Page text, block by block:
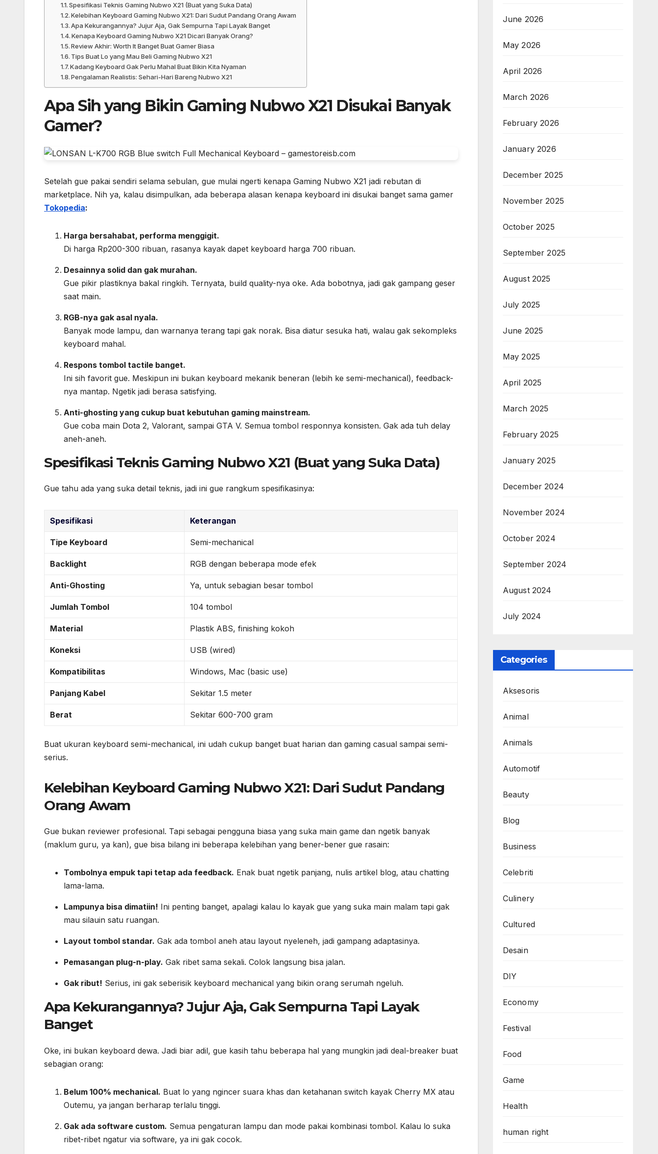
Spesifikasi Teknis Gaming Nubwo X21 (Buat yang Suka Data)
Kelebihan Keyboard Gaming Nubwo X21: Dari Sudut Pandang Orang Awam
Apa Kekurangannya? Jujur Aja, Gak Sempurna Tapi Layak Banget
Kenapa Keyboard Gaming Nubwo X21 Dicari Banyak Orang?
Review Akhir: Worth It Banget Buat Gamer Biasa
Tips Buat Lo yang Mau Beli Gaming Nubwo X21
Kadang Keyboard Gak Perlu Mahal Buat Bikin Kita Nyaman
Pengalaman Realistis: Sehari-Hari Bareng Nubwo X21
Apa Sih yang Bikin Gaming Nubwo X21 Disukai Banyak
Gamer?
Setelah gue pakai sendiri selama sebulan, gue mulai ngerti kenapa Gaming Nubwo X21 jadi rebutan di
marketplace. Nih ya, kalau disimpulkan, ada beberapa alasan kenapa keyboard ini disukai banget sama gamer
Tokopedia:
Harga bersahabat, performa menggigit.
Di harga Rp200-300 ribuan, rasanya kayak dapet keyboard harga 700 ribuan.
Desainnya solid dan gak murahan.
Gue pikir plastiknya bakal ringkih. Ternyata, build quality-nya oke. Ada bobotnya, jadi gak gampang geser
saat main.
RGB-nya gak asal nyala.
Banyak mode lampu, dan warnanya terang tapi gak norak. Bisa diatur sesuka hati, walau gak sekompleks
keyboard mahal.
Respons tombol tactile banget.
Ini sih favorit gue. Meskipun ini bukan keyboard mekanik beneran (lebih ke semi-mechanical), feedback-
nya mantap. Ngetik jadi berasa satisfying.
Anti-ghosting yang cukup buat kebutuhan gaming mainstream.
Gue coba main Dota 2, Valorant, sampai GTA V. Semua tombol responnya konsisten. Gak ada tuh delay
aneh-aneh.
Spesifikasi TeknisGaming Nubwo X21 (Buat yang Suka Data)
Gue tahu ada yang suka detail teknis, jadi ini gue rangkum spesifikasinya:
Spesifikasi Keterangan
Tipe Keyboard Semi-mechanical
Backlight RGB dengan beberapa mode efek
Anti-Ghosting Ya, untuk sebagian besar tombol
Jumlah Tombol 104 tombol
Material Plastik ABS, finishing kokoh
Koneksi USB (wired)
Kompatibilitas Windows, Mac (basic use)
Panjang Kabel Sekitar 1.5 meter
Berat Sekitar 600-700 gram
Buat ukuran keyboard semi-mechanical, ini udah cukup banget buat harian dan gaming casual sampai semi-
serius.
Kelebihan Keyboard Gaming Nubwo X21: Dari Sudut Pandang
Orang Awam
Gue bukan reviewer profesional. Tapi sebagai pengguna biasa yang suka main game dan ngetik banyak
(maklum guru, ya kan), gue bisa bilang ini beberapa kelebihan yang bener-bener gue rasain:
Tombolnya empuk tapi tetap ada feedback. Enak buat ngetik panjang, nulis artikel blog, atau chatting
lama-lama.
Lampunya bisa dimatiin! Ini penting banget, apalagi kalau lo kayak gue yang suka main malam tapi gak
mau silauin satu ruangan.
Layout tombol standar. Gak ada tombol aneh atau layout nyeleneh, jadi gampang adaptasinya.
Pemasangan plug-n-play. Gak ribet sama sekali. Colok langsung bisa jalan.
Gak ribut! Serius, ini gak seberisik keyboard mechanical yang bikin orang serumah ngeluh.
Apa Kekurangannya? Jujur Aja, Gak Sempurna Tapi Layak
Banget
Oke, ini bukan keyboard dewa. Jadi biar adil, gue kasih tahu beberapa hal yang mungkin jadi deal-breaker buat
sebagian orang:
Belum 100% mechanical. Buat lo yang ngincer suara khas dan ketahanan switch kayak Cherry MX atau
Outemu, ya jangan berharap terlalu tinggi.
Gak ada software custom. Semua pengaturan lampu dan mode pakai kombinasi tombol. Kalau lo suka
ribet-ribet ngatur via software, ya ini gak cocok.
June 2026
May 2026
April 2026
March 2026
February 2026
January 2026
December 2025
November 2025
October 2025
September 2025
August 2025
July 2025
June 2025
May 2025
April 2025
March 2025
February 2025
January 2025
December 2024
November 2024
October 2024
September 2024
August 2024
July 2024
Categories
Aksesoris
Animal
Animals
Automotif
Beauty
Blog
Business
Celebriti
Culinery
Cultured
Desain
DIY
Economy
Festival
Food
Game
Health
human right